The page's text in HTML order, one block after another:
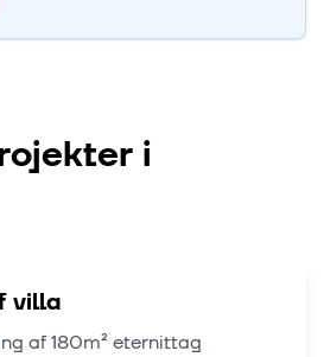
i
villa
af 180m² eternittag